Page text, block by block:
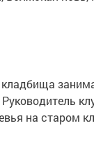
на старом